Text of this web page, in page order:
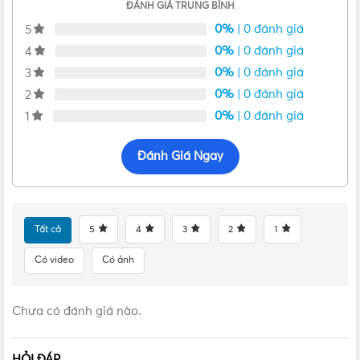
Vui lòng liên hệ Vật Tư 365 theo các kênh bên dưới để được
tư vấn mua sản phẩm Mâm nổi tròn LED HT 6W trắng |
Hàng chính hãng chính hãng với giá tốt nhất nhé! Rất hân
hạnh được phục vụ Quý khách.
VẬT TƯ 365 - NHÀ PHÂN PHỐI THIẾT BỊ ĐIỆN NƯỚC
ĐÁNH GIÁ TRUNG BÌNH
5 0% | 0 đánh giá
4
0% | 0 đánh giá
3
0% | 0 đánh giá
2
0% | 0 đánh giá
1
0% | 0 đánh giá
Đánh Giá Ngay
Tất cả 5 4 3 2 1
Có video Có ảnh
Chưa có đánh giá nào.